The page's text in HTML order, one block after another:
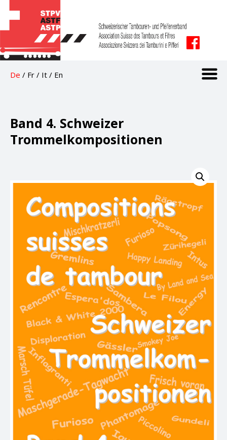
De / Fr / It / En
Band 4. Schweizer
Trommelkompositionen